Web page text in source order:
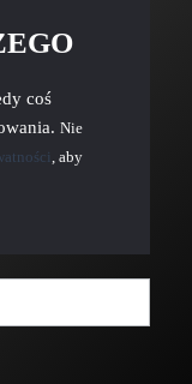
coś
Nie
, aby